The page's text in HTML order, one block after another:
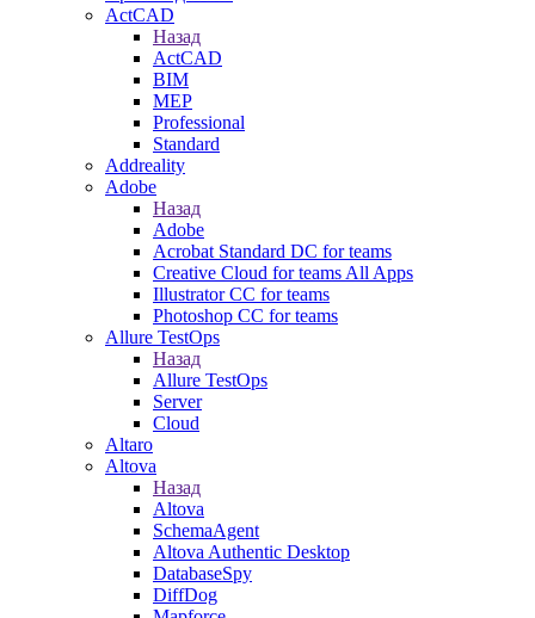
ActCAD
Назад
ActCAD
BIM
MEP
Professional
Standard
Addreality
Adobe
Назад
Adobe
Acrobat Standard DC for teams
Creative Cloud for teams All Apps
Illustrator CC for teams
Photoshop CC for teams
Allure TestOps
Назад
Allure TestOps
Server
Cloud
Altaro
Altova
Назад
Altova
SchemaAgent
Altova Authentic Desktop
DatabaseSpy
DiffDog